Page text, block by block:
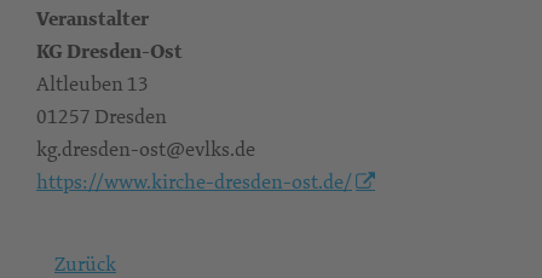
Veranstalter
KG Dresden-Ost
Altleuben 13
01257 Dresden
kg.dresden-ost@evlks.de
https://www.kirche-dresden-ost.de/
Zurück